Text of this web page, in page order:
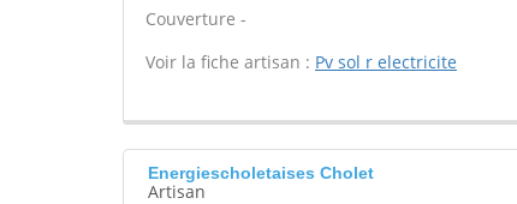
Couverture -
Voir la fiche artisan : Pv sol r electricite
Energiescholetaises Cholet
Artisan